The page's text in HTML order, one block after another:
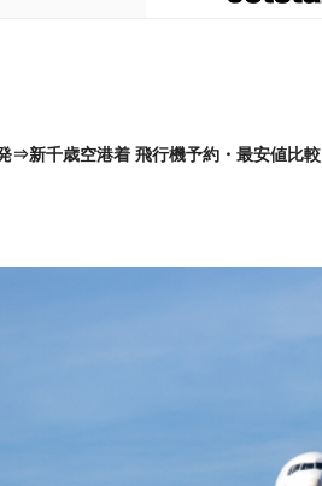
⇒新千歳空港着 飛行機予約・最安値比較